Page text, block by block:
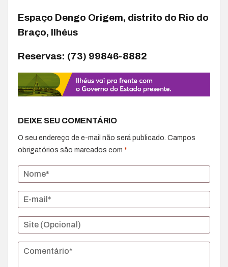
Espaço Dengo Origem, distrito do Rio do
Braço, Ilhéus
Reservas: (73) 99846-8882
DEIXE SEU COMENTÁRIO
O seu endereço de e-mail não será publicado. Campos
obrigatórios são marcados com *